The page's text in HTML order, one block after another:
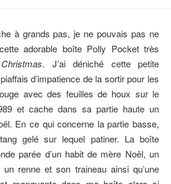
M
D
I
F
E
D
D
T
E
à grands pas, je ne pouvais pas ne
adorable boîte Polly Pocket très
Christmas. J’ai déniché cette petite
d’impatience de la sortir pour les
avec des feuilles de houx sur le
et cache dans sa partie haute un
En ce qui concerne la partie basse,
gelé sur lequel patiner. La boîte
parée d’un habit de mère Noël, un
renne et son traineau ainsi qu’une